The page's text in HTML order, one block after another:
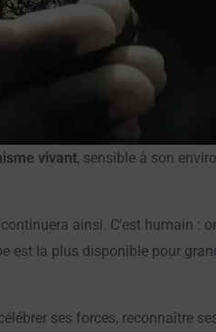
vivant, sensible à son
ainsi. C’est humain :
est la plus disponible pour
ses forces, reconnaître